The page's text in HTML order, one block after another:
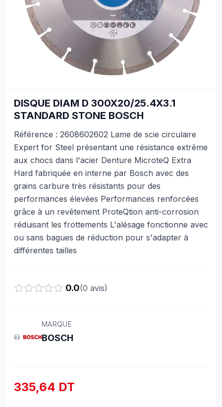
DISQUE DIAM D 300X20/25.4X3.1
STANDARD STONE BOSCH
Référence : 2608602602 Lame de scie circulaire
Expert for Steel présentant une résistance extrême
aux chocs dans l'acier Denture MicroteQ Extra
Hard fabriquée en interne par Bosch avec des
grains carbure très résistants pour des
performances élevées Performances renforcées
grâce à un revêtement ProteQtion anti-corrosion
réduisant les frottements L'alésage fonctionne avec
ou sans bagues de réduction pour s'adapter à
différentes tailles
0.0(0 avis)
MARQUE
BOSCH
335,64 DT